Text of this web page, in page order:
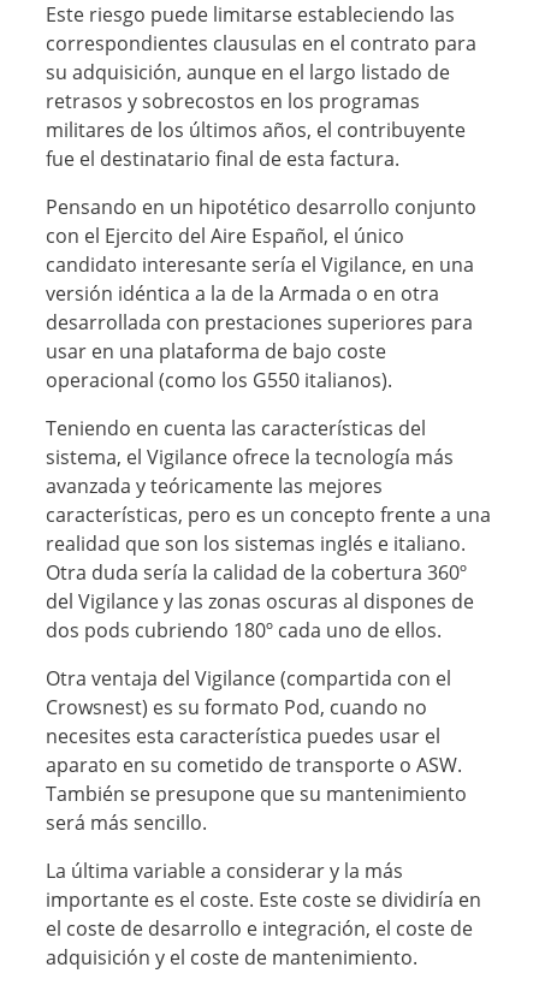
Este riesgo puede limitarse estableciendo las
correspondientes clausulas en el contrato para
su adquisición, aunque en el largo listado de
retrasos y sobrecostos en los programas
militares de los últimos años, el contribuyente
fue el destinatario final de esta factura.
Pensando en un hipotético desarrollo conjunto
con el Ejercito del Aire Español, el único
candidato interesante sería el Vigilance, en una
versión idéntica a la de la Armada o en otra
desarrollada con prestaciones superiores para
usar en una plataforma de bajo coste
operacional (como los G550 italianos).
Teniendo en cuenta las características del
sistema, el Vigilance ofrece la tecnología más
avanzada y teóricamente las mejores
características, pero es un concepto frente a una
realidad que son los sistemas inglés e italiano.
Otra duda sería la calidad de la cobertura 360º
del Vigilance y las zonas oscuras al dispones de
dos pods cubriendo 180º cada uno de ellos.
Otra ventaja del Vigilance (compartida con el
Crowsnest) es su formato Pod, cuando no
necesites esta característica puedes usar el
aparato en su cometido de transporte o ASW.
También se presupone que su mantenimiento
será más sencillo.
La última variable a considerar y la más
importante es el coste. Este coste se dividiría en
el coste de desarrollo e integración, el coste de
adquisición y el coste de mantenimiento.